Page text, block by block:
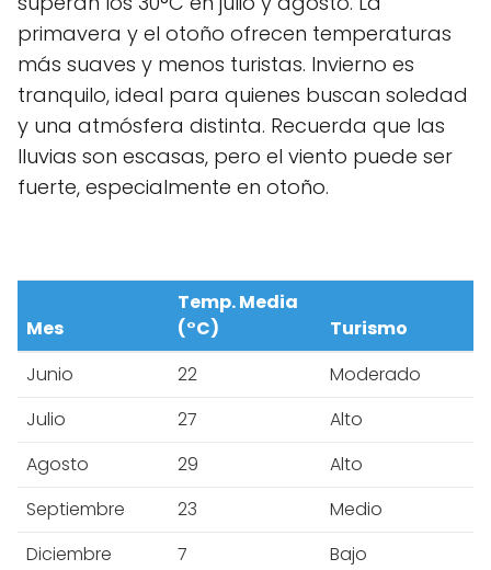
primavera y el otoño ofrecen temperaturas
más suaves y menos turistas. Invierno es
tranquilo, ideal para quienes buscan soledad
y una atmósfera distinta. Recuerda que las
lluvias son escasas, pero el viento puede ser
fuerte, especialmente en otoño.
Mes
Temp. Media
(°C)
Turismo
Junio
22
Moderado
Julio
27
Alto
Agosto
29
Alto
Septiembre
23
Medio
Diciembre
7 Bajo